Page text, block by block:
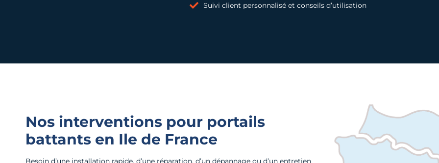
Suivi client personnalisé et conseils d’utilisation
Nos interventions pour portails
battants en Ile de France
Besoin d’une installation rapide, d’une réparation, d’un dépannage ou d’un entretien